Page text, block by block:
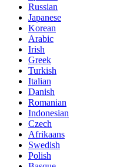
Russian
Japanese
Korean
Arabic
Irish
Greek
Turkish
Italian
Danish
Romanian
Indonesian
Czech
Afrikaans
Swedish
Polish